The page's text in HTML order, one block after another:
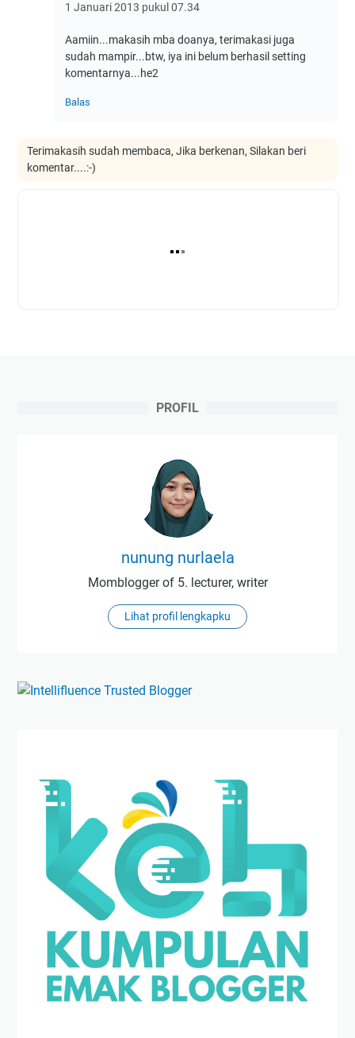
1 Januari 2013 pukul 07.34
Aamiin...makasih mba doanya, terimakasi juga
sudah mampir...btw, iya ini belum berhasil setting
komentarnya...he2
Balas
Terimakasih sudah membaca, Jika berkenan, Silakan beri
komentar....:-)
PROFIL
nunung nurlaela
Momblogger of 5. lecturer, writer
Lihat profil lengkapku